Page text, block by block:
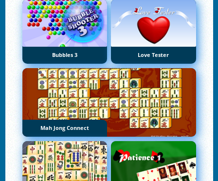
Bubbles 3 Love Tester
Mah Jong Connect